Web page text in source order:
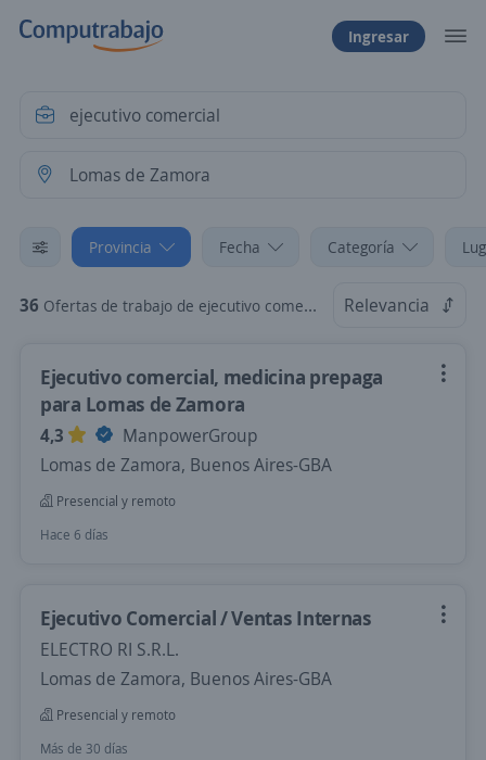
Ingresar
Provincia Fecha Categoría
36 Ofertas de trabajo de ejecutivo comercial en Lomas de Zamora, Buenos Aires-GBA Relevancia
Ejecutivo comercial, medicina prepaga
para Lomas de Zamora
4,3
ManpowerGroup
Lomas de Zamora, Buenos Aires-GBA
Presencial y remoto
Hace 6 días
Ejecutivo Comercial / Ventas Internas
ELECTRO RI S.R.L.
Lomas de Zamora, Buenos Aires-GBA
Presencial y remoto
Más de 30 días